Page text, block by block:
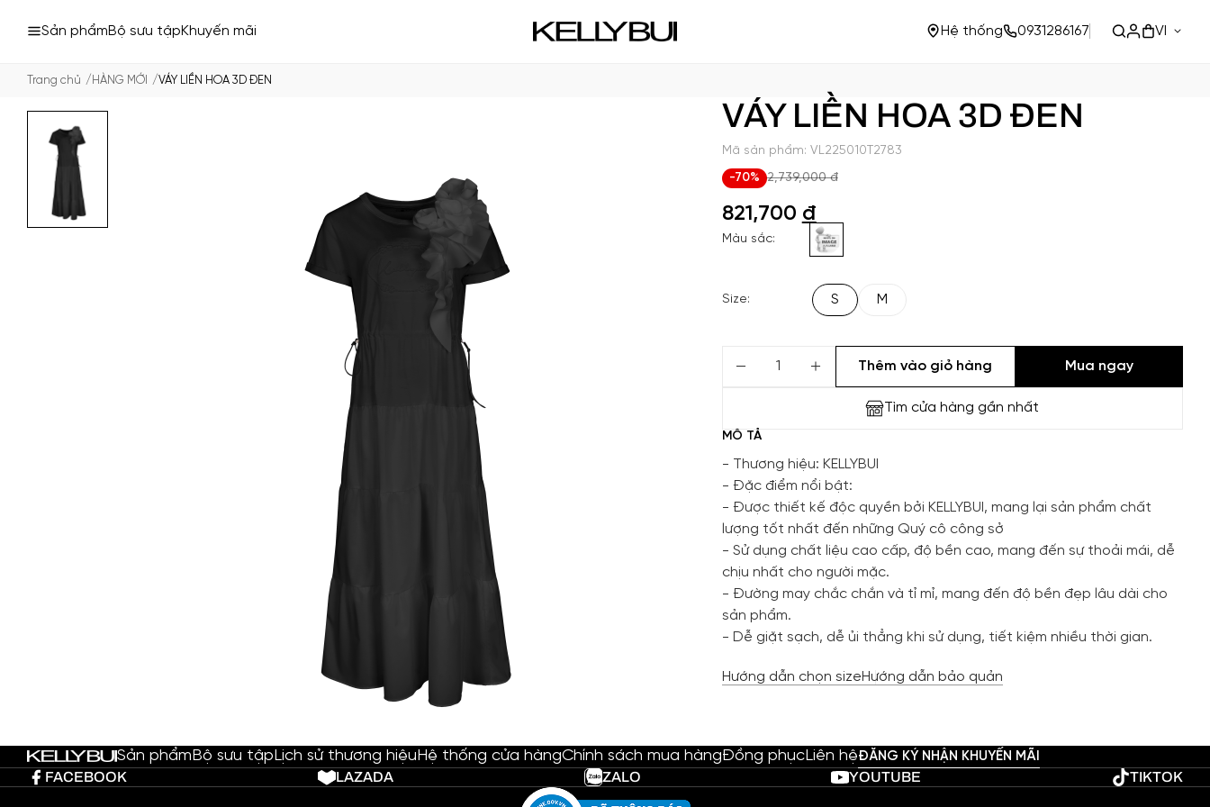
Sản phẩmBộ sưu tậpKhuyến mãi Hệ thống 0931286167 VI
Trang chủ HÀNG MỚI VÁY LIỀN HOA 3D ĐEN
VÁY LIỀN HOA 3D ĐEN
Mã sản phẩm: VL225010T2783
-70% 2,739,000 đ
821,700 đ
Màu sắc:
Size: S M
Thêm vào giỏ hàng Mua ngay
Tìm cửa hàng gần nhất
MÔ TẢ
- Thương hiệu: KELLYBUI
- Đặc điểm nổi bật:
- Được thiết kế độc quyền bởi KELLYBUI, mang lại sản phẩm chất
lượng tốt nhất đến những Quý cô công sở
- Sử dụng chất liệu cao cấp, độ bền cao, mang đến sự thoải mái, dễ
chịu nhất cho người mặc.
- Đường may chắc chắn và tỉ mỉ, mang đến độ bền đẹp lâu dài cho
sản phẩm.
- Dễ giặt sạch, dễ ủi thẳng khi sử dụng, tiết kiệm nhiều thời gian.
Hướng dẫn chọn sizeHướng dẫn bảo quản
Sản phẩm Bộ sưu tập Lịch sử thương hiệu Hệ thống cửa hàngChính sách mua hàngĐồng phụcLiên hệĐĂNG KÝ NHẬN KHUYẾN MÃI
FACEBOOK LAZADA ZALO YOUTUBE TIKTOK